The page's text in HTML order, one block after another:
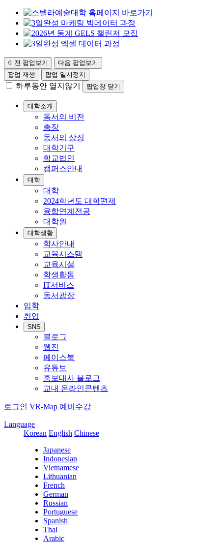
이전 팝업보기
다음 팝업보기
팝업 재생
팝업 일시정지
하루동안 열지않기 팝업창 닫기
대학소개
동서의 비전
총장
동서의 상징
대학기구
학교법인
캠퍼스안내
대학
대학
2024학년도 대학편제
융합연계전공
대학원
대학생활
학사안내
교육시스템
교육시설
학생활동
IT서비스
동서광장
입학
취업
SNS
블로그
웹진
페이스북
유튜브
홍보대사 블로그
교내 온라인콘텐츠
로그인 VR-Map 예비수강
Language
Korean English Chinese
Japanese
Indonesian
Vietnamese
Lithuanian
French
German
Russian
Portuguese
Spanish
Thai
Arabic